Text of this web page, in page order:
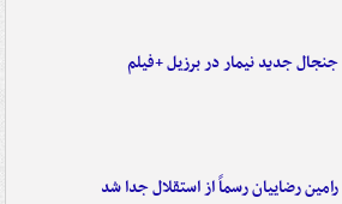
جنجال جدید نیمار در برزیل +فیلم
رامین رضاییان رسماً از استقلال جدا شد